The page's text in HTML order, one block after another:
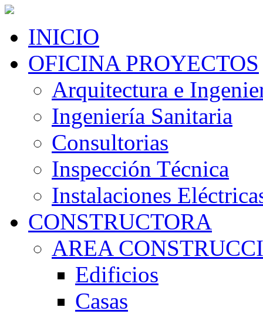
INICIO
OFICINA PROYECTOS
Arquitectura e
Ingeniería Sanitaria
Consultorias
Inspección Técnica
Instalaciones
CONSTRUCTORA
AREA
Edificios
Casas